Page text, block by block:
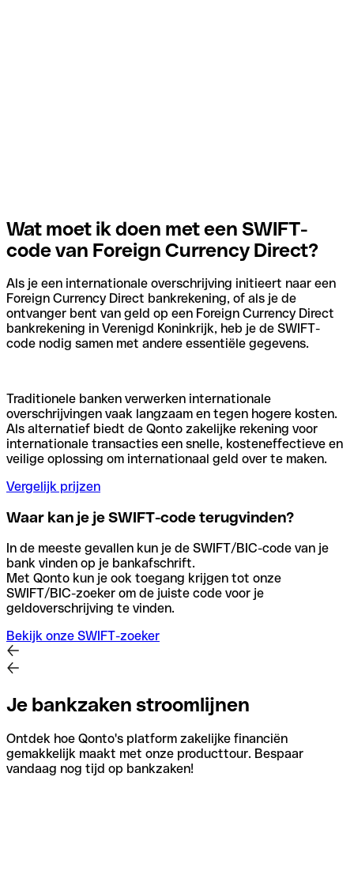
Wat moet ik doen met een SWIFT-
code van Foreign Currency Direct?
Als je een internationale overschrijving initieert naar een
Foreign Currency Direct bankrekening, of als je de
ontvanger bent van geld op een Foreign Currency Direct
bankrekening in Verenigd Koninkrijk, heb je de SWIFT-
code nodig samen met andere essentiële gegevens.
Traditionele banken verwerken internationale
overschrijvingen vaak langzaam en tegen hogere kosten.
Als alternatief biedt de Qonto zakelijke rekening voor
internationale transacties een snelle, kosteneffectieve en
veilige oplossing om internationaal geld over te maken.
Vergelijk prijzen
Waar kan je je SWIFT-code terugvinden?
In de meeste gevallen kun je de SWIFT/BIC-code van je
bank vinden op je bankafschrift.
Met Qonto kun je ook toegang krijgen tot onze
SWIFT/BIC-zoeker om de juiste code voor je
geldoverschrijving te vinden.
Bekijk onze SWIFT-zoeker
Je bankzaken stroomlijnen
Ontdek hoe Qonto's platform zakelijke financiën
gemakkelijk maakt met onze producttour. Bespaar
vandaag nog tijd op bankzaken!